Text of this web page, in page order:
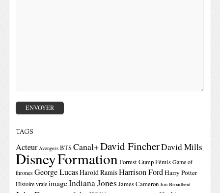
TAGS
Acteur Avengers BTSCanal+David FincherDavid Mills
DisneyFormationForrest GumpFémis Game of
thrones George LucasHarold RamisHarrison FordHarry Potter
Histoire vraie imageIndiana Jones James Cameron Jim Broadbent